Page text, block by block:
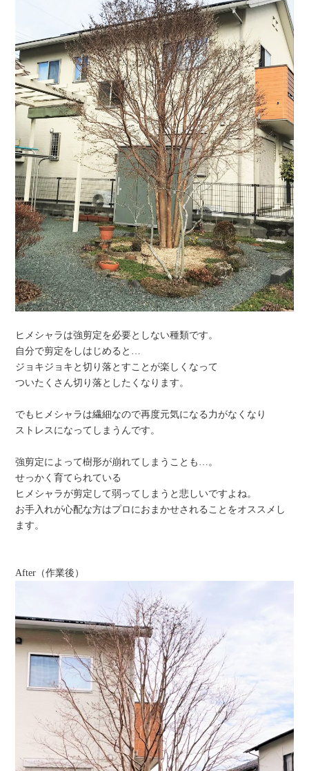
ヒメシャラは強剪定を必要としない種類です。
自分で剪定をしはじめると…
ジョキジョキと切り落とすことが楽しくなって
ついたくさん切り落としたくなります。
でもヒメシャラは繊細なので再度元気になる力がなくなり
ストレスになってしまうんです。
強剪定によって樹形が崩れてしまうことも…。
せっかく育てられている
ヒメシャラが剪定して弱ってしまうと悲しいですよね。
お手入れが心配な方はプロにおまかせされることをオススメし
ます。
After（作業後）